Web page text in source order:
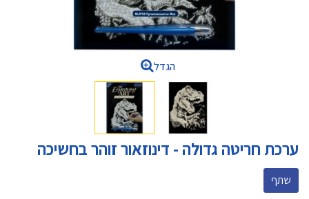
הגדל
ערכת חריטה גדולה - דינוזאור זוהר בחשיכה
שתף